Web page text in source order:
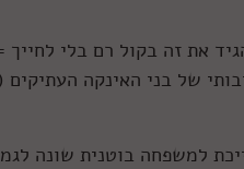
(תנסו להגיד את זה בקול רם בלי
של בני האינקה
למשפחה בוטנית שונה